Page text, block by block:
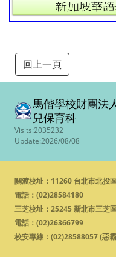
回上一頁
馬偕學校財團法
兒保育科
Visits:2035232
Update:2026/08/08
關渡校址：11260 台北市北投
電話：(02)28584180
三芝校址：25245 新北市三芝
電話：(02)26366799
校安專線：(02)28588057 (惡